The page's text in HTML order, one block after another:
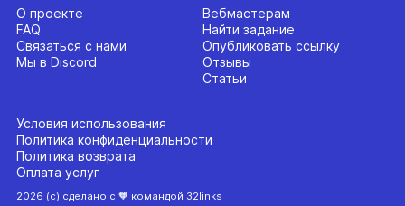
Вебмастерам
Найти задание
Опубликовать ссылку
Отзывы
Статьи
О проекте
FAQ
Связаться с нами
Мы в Discord
Условия использования
Политика конфиденциальности
Политика возврата
Оплата услуг
2026 (с) сделано с 🧡 командой 32links